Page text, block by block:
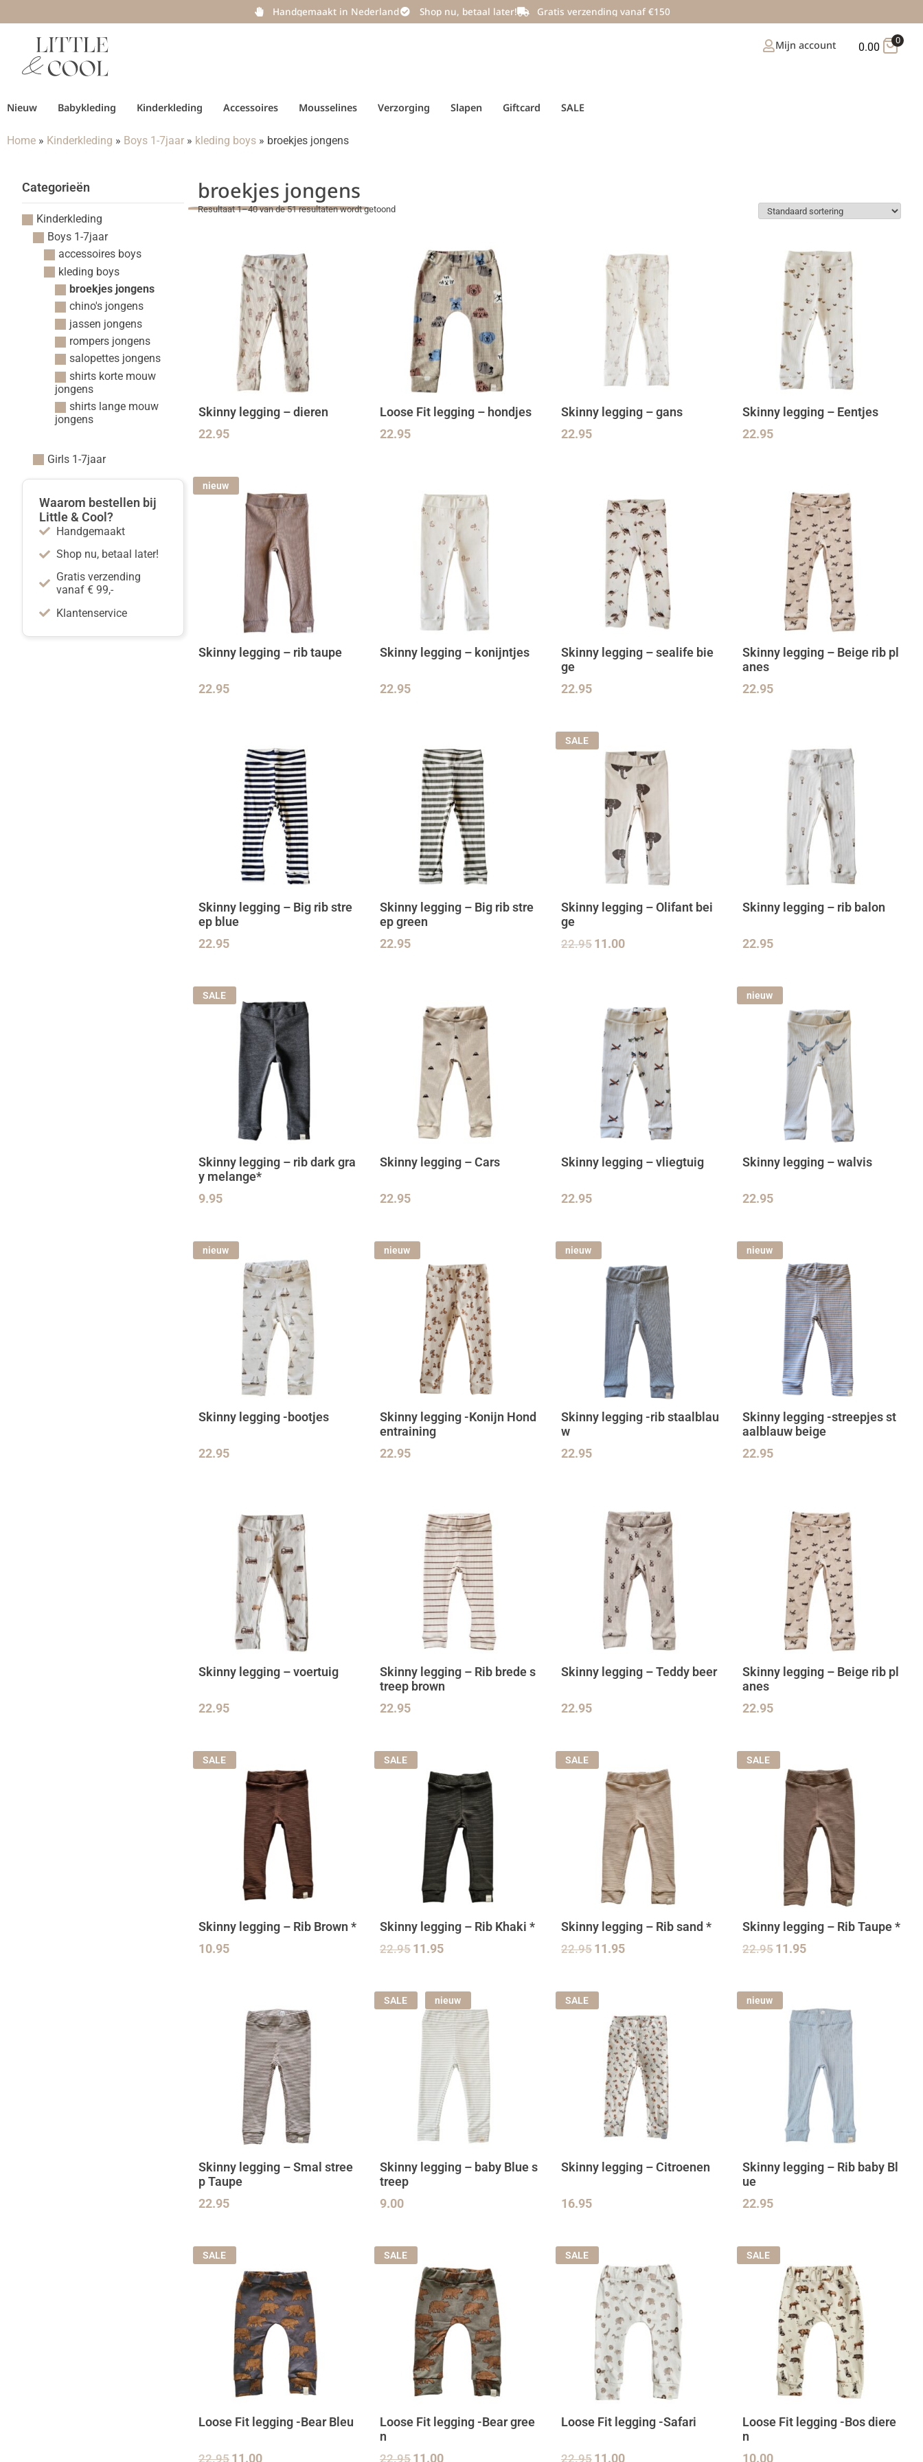
Handgemaakt in Nederland Shop nu, betaal later! Gratis verzending vanaf €150
Mijn account 0.00
0
Nieuw Babykleding Kinderkleding Accessoires Mousselines Verzorging Slapen Giftcard SALE
Home » Kinderkleding » Boys 1-7jaar » kleding boys » broekjes jongens
Categorieën
Kinderkleding
Boys 1-7jaar
accessoires boys
kleding boys
broekjes jongens
chino's jongens
jassen jongens
rompers jongens
salopettes jongens
shirts korte mouw
jongens
shirts lange mouw
jongens
Girls 1-7jaar
Waarom bestellen bij
Little & Cool?
Handgemaakt
Shop nu, betaal later!
Gratis verzending
vanaf € 99,-
Klantenservice
broekjes jongens
Resultaat 1–40 van de 51 resultaten wordt getoond
Skinny legging – dieren
22.95
Loose Fit legging – hondjes
22.95
Skinny legging – gans
22.95
Skinny legging – Eentjes
22.95
nieuw
Skinny legging – rib taupe
22.95
Skinny legging – konijntjes
22.95
Skinny legging – sealife bie
ge
22.95
Skinny legging – Beige rib pl
anes
22.95
Skinny legging – Big rib stre
ep blue
22.95
Skinny legging – Big rib stre
ep green
22.95
SALE
Skinny legging – Olifant bei
ge
22.95 11.00
Skinny legging – rib balon
22.95
SALE
Skinny legging – rib dark gra
y melange*
9.95
Skinny legging – Cars
22.95
Skinny legging – vliegtuig
22.95
nieuw
Skinny legging – walvis
22.95
nieuw
Skinny legging -bootjes
22.95
nieuw
Skinny legging -Konijn Hond
entraining
22.95
nieuw
Skinny legging -rib staalblau
w
22.95
nieuw
Skinny legging -streepjes st
aalblauw beige
22.95
Skinny legging – voertuig
22.95
Skinny legging – Rib brede s
treep brown
22.95
Skinny legging – Teddy beer
22.95
Skinny legging – Beige rib pl
anes
22.95
SALE
Skinny legging – Rib Brown *
10.95
SALE
Skinny legging – Rib Khaki *
22.95 11.95
SALE
Skinny legging – Rib sand *
22.95 11.95
SALE
Skinny legging – Rib Taupe *
22.95 11.95
Skinny legging – Smal stree
p Taupe
22.95
SALE nieuw
Skinny legging – baby Blue s
treep
9.00
SALE
Skinny legging – Citroenen
16.95
nieuw
Skinny legging – Rib baby Bl
ue
22.95
SALE
Loose Fit legging -Bear Bleu
22.95 11.00
SALE
Loose Fit legging -Bear gree
n
22.95 11.00
SALE
Loose Fit legging -Safari
22.95 11.00
SALE
Loose Fit legging -Bos diere
n
10.00